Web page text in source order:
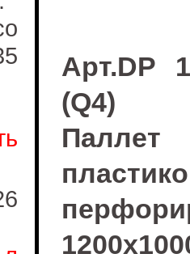
Арт.DP
(Q4)
Паллет